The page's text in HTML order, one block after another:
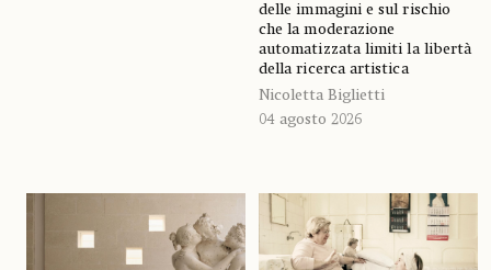
delle immagini e sul rischio
che la moderazione
automatizzata limiti la libertà
della ricerca artistica
Nicoletta Biglietti
04 agosto 2026